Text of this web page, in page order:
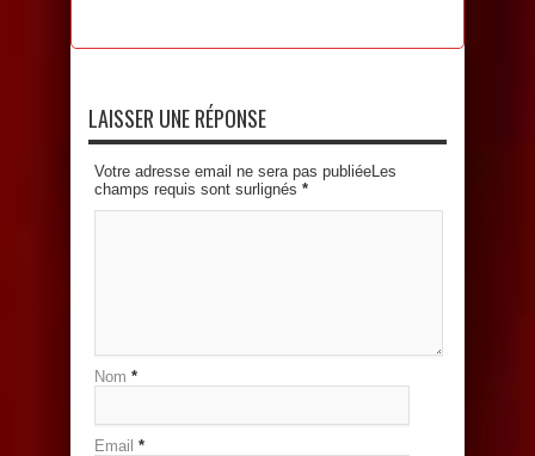
LAISSER UNE RÉPONSE
Votre adresse email ne sera pas publiéeLes
champs requis sont surlignés *
Nom *
Email *